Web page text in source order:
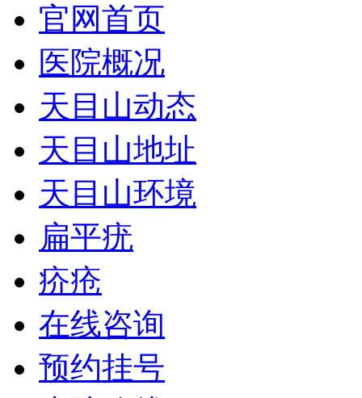
官网首页
医院概况
天目山动态
天目山地址
天目山环境
扁平疣
疥疮
在线咨询
预约挂号